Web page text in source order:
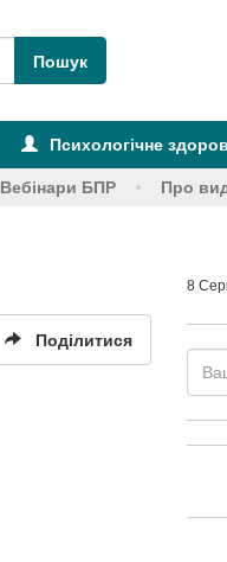
Психологічне
Вебінари БПР Про
Поділитися
8